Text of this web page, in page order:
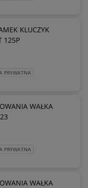
KLUCZYK
125P
PRYWATNA
WAŁKA
PRYWATNA
WAŁKA